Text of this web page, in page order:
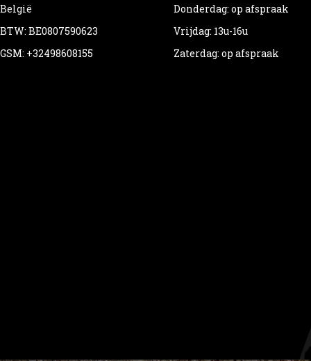
België
BTW: BE0807590623
GSM: +32498608155
Donderdag: op afspraak
Vrijdag: 13u-16u
Zaterdag: op afspraak